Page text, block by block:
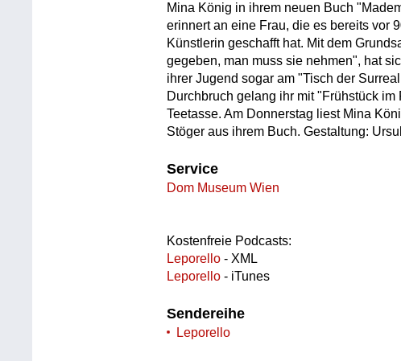
Mina König in ihrem neuen Buch
erinnert an eine Frau, die es bereits vor
Künstlerin geschafft hat. Mit dem
gegeben, man muss sie nehmen", hat
ihrer Jugend sogar am "Tisch der
Durchbruch gelang ihr mit "Frühstück
Teetasse. Am Donnerstag liest Mina
Stöger aus ihrem Buch. Gestaltung:
Service
Dom Museum Wien
Kostenfreie Podcasts:
Leporello - XML
Leporello - iTunes
Sendereihe
Leporello